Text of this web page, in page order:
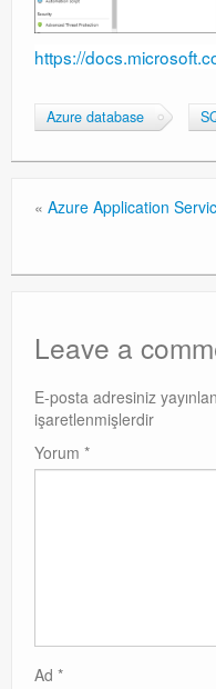
https://
Azure database
« Azure Application
Leave a
E-posta adresiniz
işaretlenmişlerdir
Yorum *
Ad *